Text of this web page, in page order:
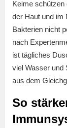
Keime schützen
der Haut und im
Bakterien nicht
nach
ist tägliches
viel Wasser und
aus dem
So